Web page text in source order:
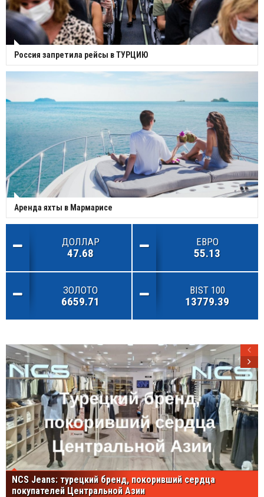
Россия запретила рейсы в ТУРЦИЮ
Аренда яхты в Мармарисе
ДОЛЛАР
47.68
ЕВРО
55.13
ЗОЛОТО
6659.71
BIST 100
13779.39
NCS Jeans: турецкий бренд, покоривший сердца
покупателей Центральной Азии